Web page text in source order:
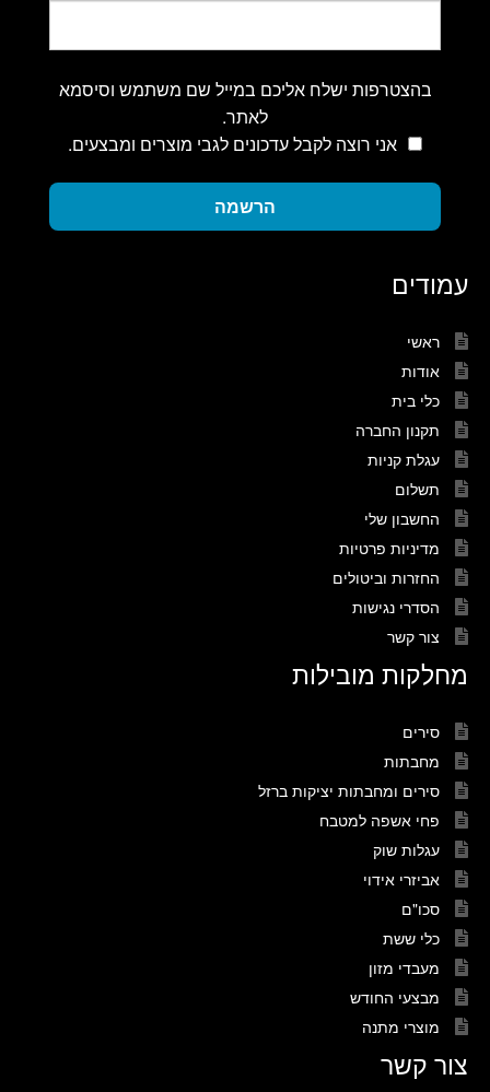
בהצטרפות ישלח אליכם במייל שם משתמש וסיסמא
לאתר.
אני רוצה לקבל עדכונים לגבי מוצרים ומבצעים.
הרשמה
עמודים
ראשי
אודות
כלי בית
תקנון החברה
עגלת קניות
תשלום
החשבון שלי
מדיניות פרטיות
החזרות וביטולים
הסדרי נגישות
צור קשר
מחלקות מובילות
סירים
מחבתות
סירים ומחבתות יציקות ברזל
פחי אשפה למטבח
עגלות שוק
אביזרי אידוי
סכו"ם
כלי ששת
מעבדי מזון
מבצעי החודש
מוצרי מתנה
צור קשר